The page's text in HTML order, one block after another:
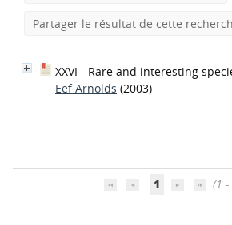
Partager le résultat de cette
XXVI - Rare and interesting
Eef Arnolds (2003)
1 (1